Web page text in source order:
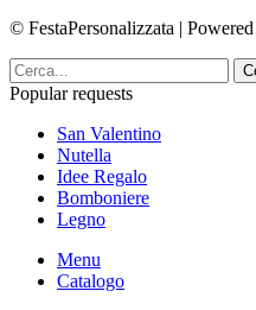
© FestaPersonalizzata |
Popular requests
San Valentino
Nutella
Idee Regalo
Bomboniere
Legno
Menu
Catalogo